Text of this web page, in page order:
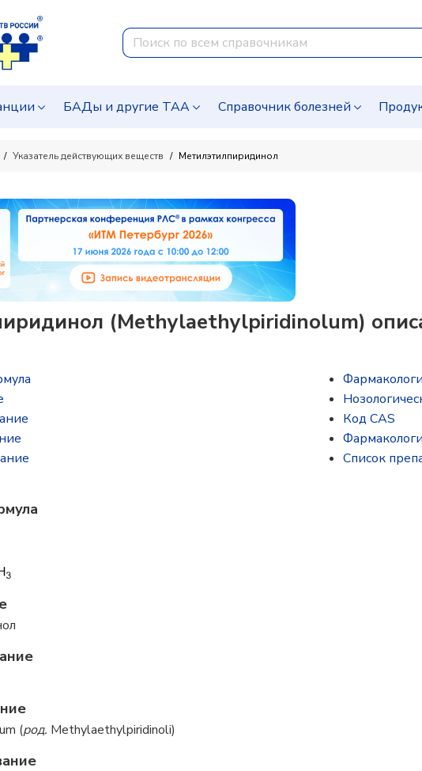
БАДы и другие ТАА Справочник болезней
Указатель действующих веществ Метилэтилпиридинол
(Methylaethylpiridinolum)
Код CAS
Список
(род. Methylaethylpiridinoli)